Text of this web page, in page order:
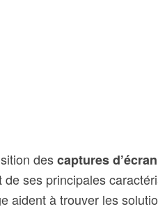
descaptures d’écran
ses principales
aident à trouver les